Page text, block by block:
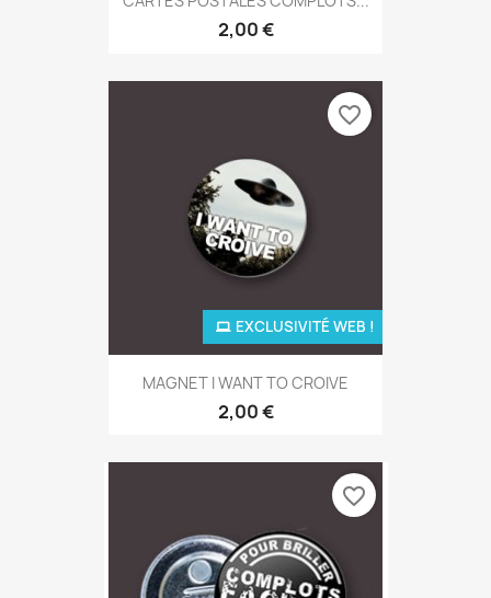
2,00 €
MAGNET I WANT TO CROIVE
2,00 €
EXCLUSIVITÉ WEB !
favorite_border
favorite_border